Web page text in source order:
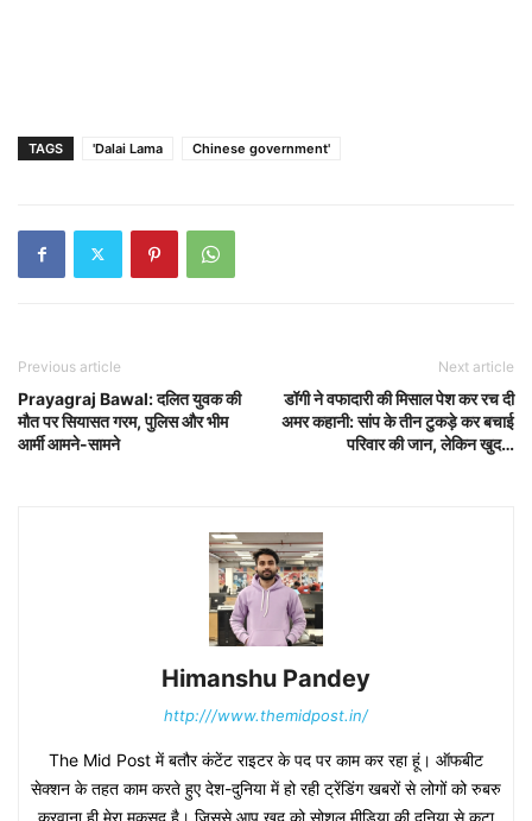
TAGS 'Dalai Lama Chinese government'
Previous article
Prayagraj Bawal: दलित युवक की
मौत पर सियासत गरम, पुलिस और भीम
आर्मी आमने-सामने
Next article
डॉगी ने वफादारी की मिसाल पेश कर रच दी
अमर कहानी: सांप के तीन टुकड़े कर बचाई
परिवार की जान, लेकिन खुद…
Himanshu Pandey
http:///www.themidpost.in/
The Mid Post में बतौर कंटेंट राइटर के पद पर काम कर रहा हूं। ऑफबीट
सेक्शन के तहत काम करते हुए देश-दुनिया में हो रही ट्रेंडिंग खबरों से लोगों को रुबरु
करवाना ही मेरा मकसद है। जिससे आप खुद को सोशल मीडिया की दुनिया से कटा